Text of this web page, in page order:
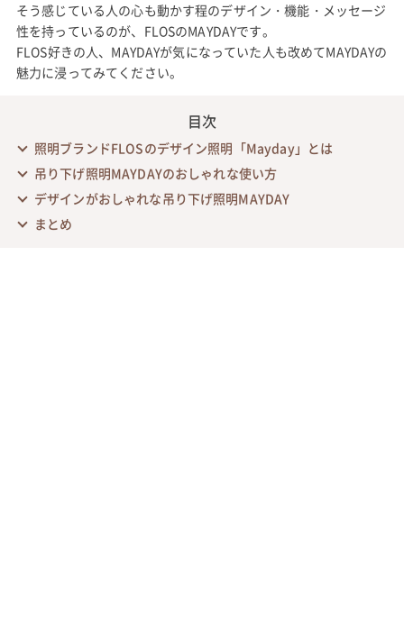
そう感じている人の心も動かす程のデザイン・機能・メッセージ
性を持っているのが、FLOSのMAYDAYです。
FLOS好きの人、MAYDAYが気になっていた人も改めてMAYDAYの
魅力に浸ってみてください。
目次
照明ブランドFLOSのデザイン照明「Mayday」とは
吊り下げ照明MAYDAYのおしゃれな使い方
デザインがおしゃれな吊り下げ照明MAYDAY
まとめ